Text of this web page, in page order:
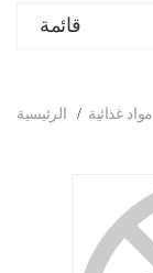
قائمة
الرئيسية مواد غذائية